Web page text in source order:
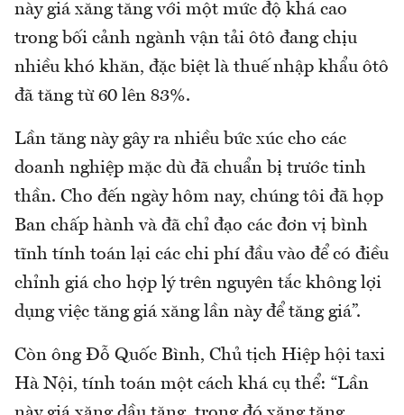
này giá xăng tăng với một mức độ khá cao
trong bối cảnh ngành vận tải ôtô đang chịu
nhiều khó khăn, đặc biệt là thuế nhập khẩu ôtô
đã tăng từ 60 lên 83%.
Lần tăng này gây ra nhiều bức xúc cho các
doanh nghiệp mặc dù đã chuẩn bị trước tinh
thần. Cho đến ngày hôm nay, chúng tôi đã họp
Ban chấp hành và đã chỉ đạo các đơn vị bình
tĩnh tính toán lại các chi phí đầu vào để có điều
chỉnh giá cho hợp lý trên nguyên tắc không lợi
dụng việc tăng giá xăng lần này để tăng giá”.
Còn ông Đỗ Quốc Bình, Chủ tịch Hiệp hội taxi
Hà Nội, tính toán một cách khá cụ thể: “Lần